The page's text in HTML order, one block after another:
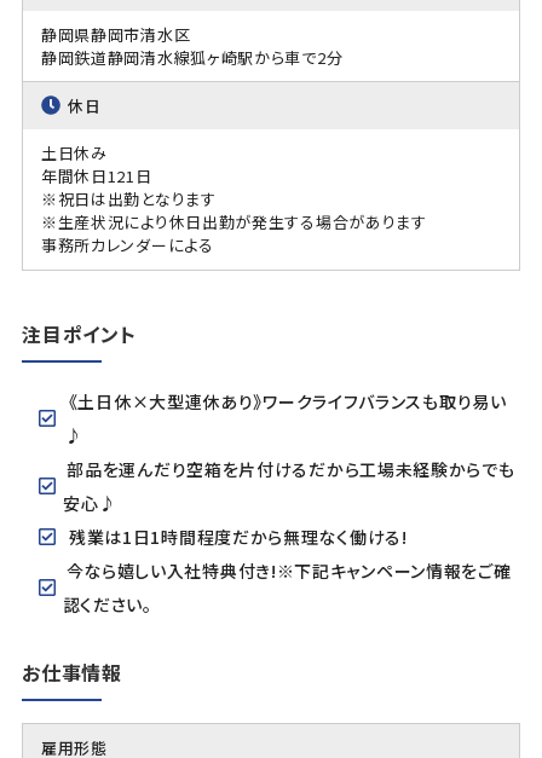
静岡県静岡市清水区
静岡鉄道静岡清水線狐ヶ崎駅から車で2分
休日
土日休み
年間休日121日
※祝日は出勤となります
※生産状況により休日出勤が発生する場合があります
事務所カレンダーによる
注目ポイント
《土日休×大型連休あり》ワークライフバランスも取り易い
♪
部品を運んだり空箱を片付けるだから工場未経験からでも
安心♪
残業は1日1時間程度だから無理なく働ける!
今なら嬉しい入社特典付き!※下記キャンペーン情報をご確
認ください。
お仕事情報
雇用形態